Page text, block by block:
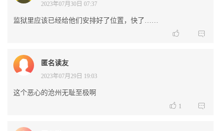
2023年07月30日 07:37
监狱里应该已经给他们安排好了位置，快了……


匿名读友
2023年07月29日 19:03
这个恶心的沧州无耻至极啊
 1 